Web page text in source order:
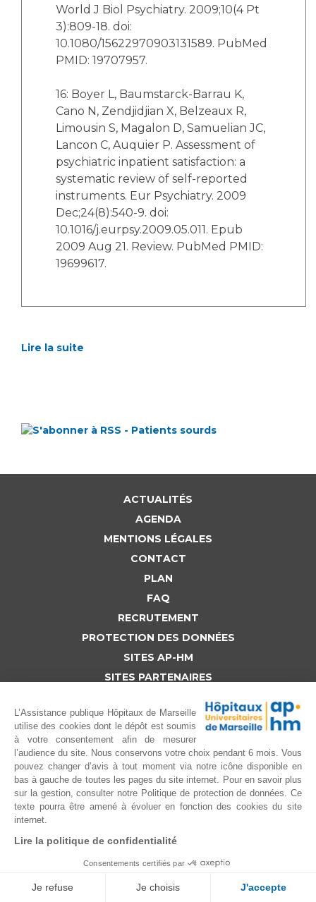
World J Biol Psychiatry. 2009;10(4 Pt
3):809-18. doi:
10.1080/15622970903131589. PubMed
PMID: 19707957.
16: Boyer L, Baumstarck-Barrau K,
Cano N, Zendjidjian X, Belzeaux R,
Limousin S, Magalon D, Samuelian JC,
Lancon C, Auquier P. Assessment of
psychiatric inpatient satisfaction: a
systematic review of self-reported
instruments. Eur Psychiatry. 2009
Dec;24(8):540-9. doi:
10.1016/j.eurpsy.2009.05.011. Epub
2009 Aug 21. Review. PubMed PMID:
19699617.
Lire la suite
ACTUALITÉS
AGENDA
MENTIONS LÉGALES
CONTACT
PLAN
FAQ
RECRUTEMENT
PROTECTION DES DONNÉES
SITES AP-HM
SITES PARTENAIRES
Copyright (c) AP-HM 2015 tous droits reservés
L’Assistance publique Hôpitaux de Marseille
utilise des cookies dont le dépôt est soumis
à votre consentement afin de mesurer
l’audience du site. Nous conservons votre choix pendant 6 mois. Vous
pouvez changer d’avis à tout moment via notre icône disponible en
bas à gauche de toutes les pages du site internet. Pour en savoir plus
sur la gestion, consulter notre Politique de protection de données. Ce
texte pourra être amené à évoluer en fonction des cookies du site
internet.
Lire la politique de confidentialité
Consentements certifiés par
Je refuse Je choisis J'accepte